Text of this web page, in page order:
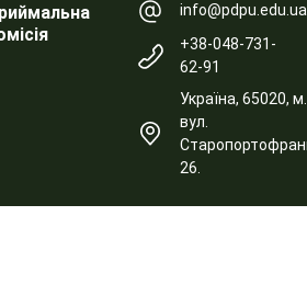
info@pdpu.edu.ua
+38-048-731-
62-91
Україна, 65020,
вул.
26.